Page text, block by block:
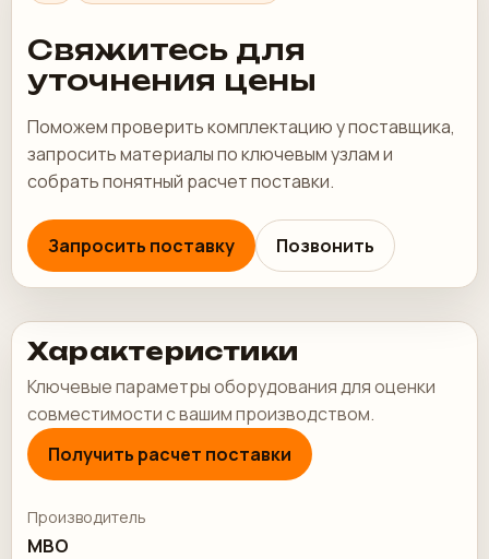
Свяжитесь для
уточнения цены
Поможем проверить комплектацию у поставщика,
запросить материалы по ключевым узлам и
собрать понятный расчет поставки.
Запросить поставку Позвонить
Характеристики
Ключевые параметры оборудования для оценки
совместимости с вашим производством.
Получить расчет поставки
Производитель
MBO